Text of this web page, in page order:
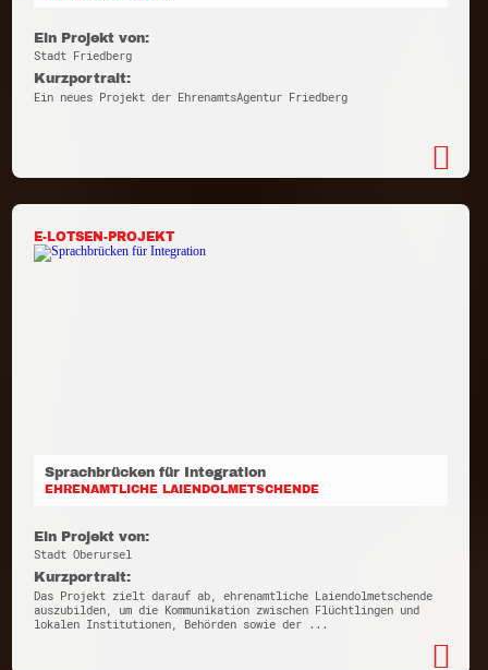
Ein Projekt von:
Stadt Friedberg
Kurzportrait:
Ein neues Projekt der EhrenamtsAgentur Friedberg
E-LOTSEN-PROJEKT
Sprachbrücken für Integration
EHRENAMTLICHE LAIENDOLMETSCHENDE
Ein Projekt von:
Stadt Oberursel
Kurzportrait:
Das Projekt zielt darauf ab, ehrenamtliche Laiendolmetschende
auszubilden, um die Kommunikation zwischen Flüchtlingen und
lokalen Institutionen, Behörden sowie der ...